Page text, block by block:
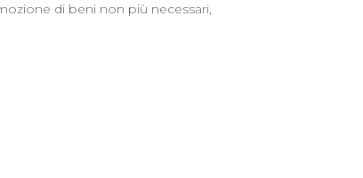
di beni non più necessari,